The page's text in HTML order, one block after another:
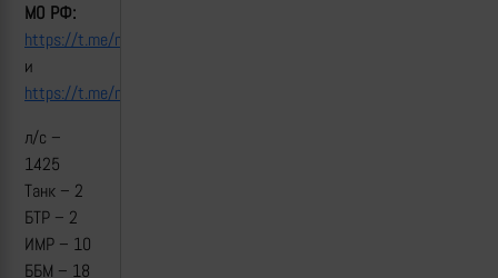
МО РФ:
https://t.me/mod_russia/52180
и
https://t.me/mod_russia/52181
л/с –
1425
Танк – 2
БТР – 2
ИМР – 10
ББМ – 18